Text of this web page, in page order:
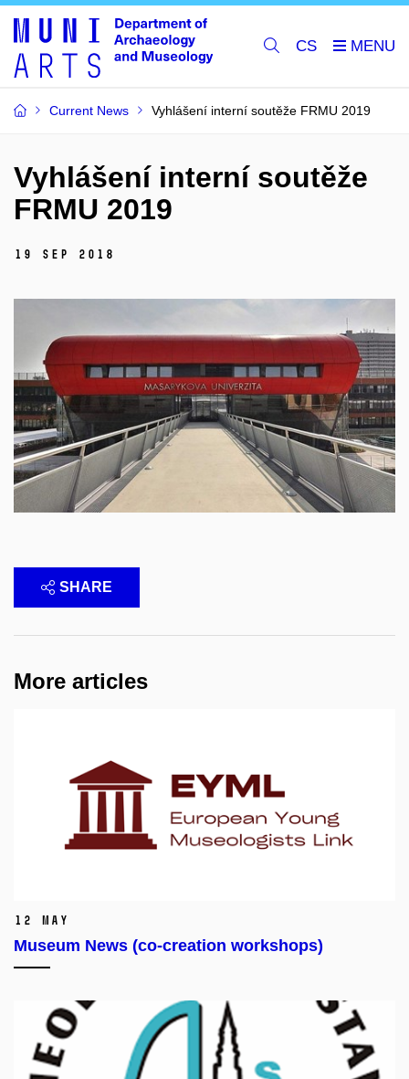
CS
Current News Vyhlášení interní soutěže FRMU 2019
Vyhlášení interní soutěže
FRMU 2019
19 Sep 2018
SHARE
More articles
12 May
Museum News (co-creation workshops)